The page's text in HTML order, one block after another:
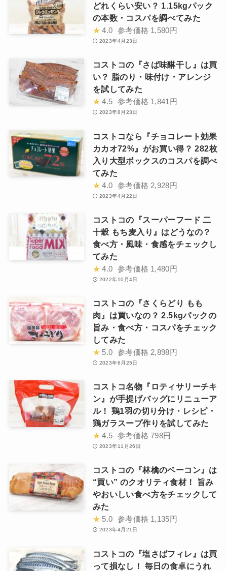
どれくらい安い？ 1.15kgパック
の本数・コスパを調べてみた
★ 4.0 参考価格 1,580円
2023年4月23日
コストコの『さば味醂干し』は買
い？ 脂のり・味付け・アレンジ
を試してみた
★ 4.5 参考価格 1,841円
2023年8月23日
コストコなら『チョコレート効果
カカオ72%』がお買い得？ 282枚
入り大型ボックスのコスパを調べ
てみた
★ 4.0 参考価格 2,928円
2023年4月22日
コストコの『スーパーフード 二
十穀 もち麦入り』はどうなの？
食べ方・風味・食感をチェックし
てみた
★ 4.0 参考価格 1,480円
2022年10月4日
コストコの『さくらどり もも
肉』は買いなの？ 2.5kgパックの
旨み・食べ方・コスパをチェック
してみた
★ 5.0 参考価格 2,898円
2023年6月25日
コストコ名物『ロティサリーチキ
ン』が手提げバッグにリニューア
ル！ 鶏1羽の切り分け・レシピ・
鶏ガラスープ作りを試してみた
★ 4.5 参考価格 798円
2023年11月26日
コストコの『林檎のベーコン』は
“買い” のクオリティ食材！ 旨み
やおいしい食べ方をチェックして
みた
★ 5.0 参考価格 1,135円
2023年4月21日
コストコの『塩さばフィレ』は買
って損なし！ 毎日の食卓にうれ